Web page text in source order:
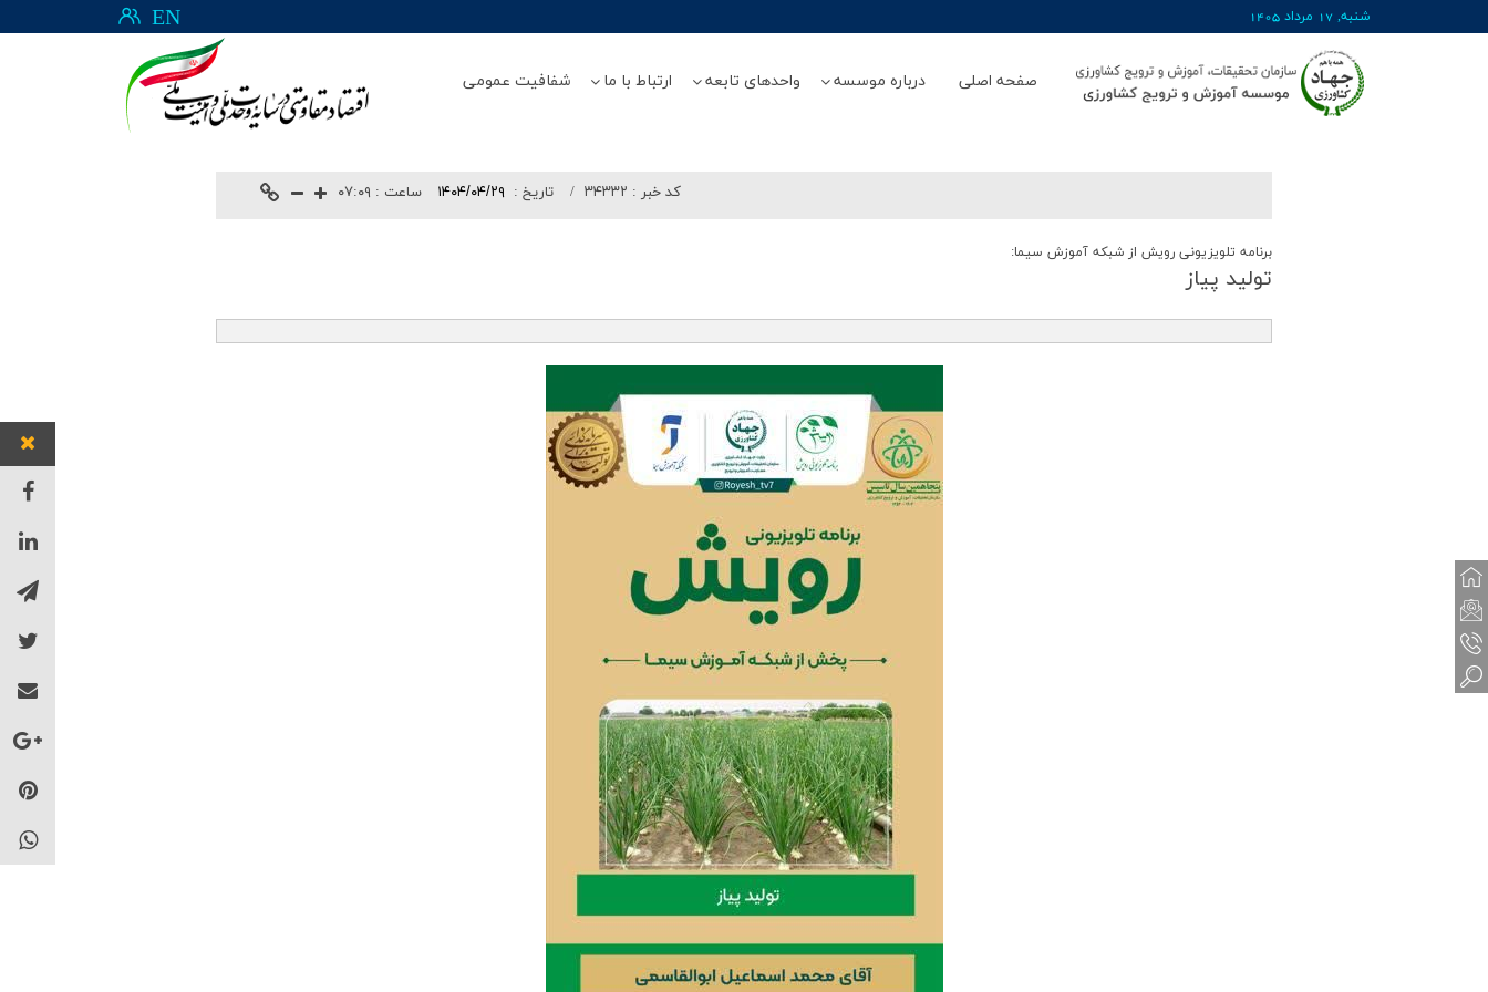
شنبه, 17 مرداد 1405 EN
صفحه اصلی درباره موسسه واحدهای تابعه ارتباط با ما شفافیت عمومی
ساعت : ۰۷:۰۹ تاريخ : ۱۴۰۴/۰۴/۲۹ کد خبر : ۳۴۳۳۲
برنامه تلویزیونی رویش از شبکه آموزش سیما:
تولید پیاز